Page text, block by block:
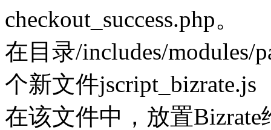
checkout_success.php。
在目录/includes/modules/
个新文件
在该文件中，放置